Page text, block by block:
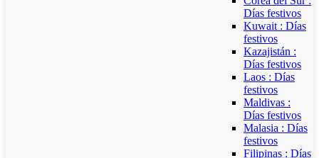
Días festivos
Kuwait : Días
festivos
Kazajistán :
Días festivos
Laos : Días
festivos
Maldivas :
Días festivos
Malasia : Días
festivos
Filipinas : Días